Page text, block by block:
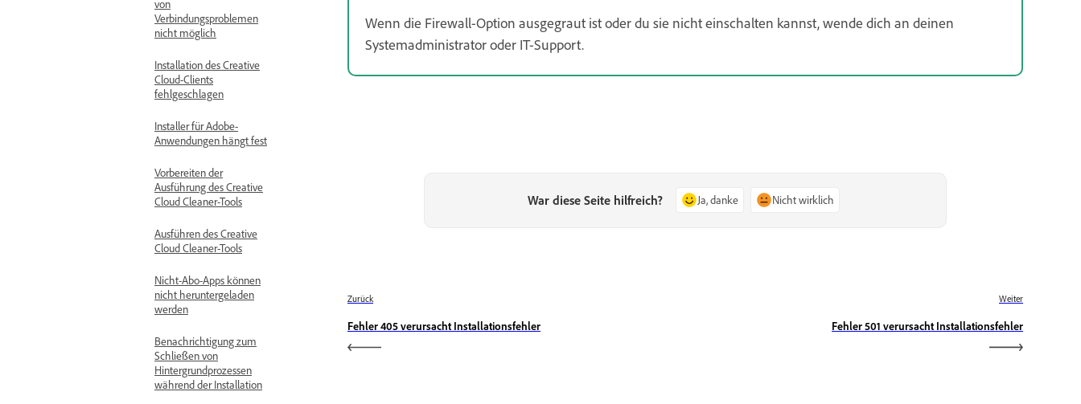
von
Verbindungsproblemen
nicht möglich
Installation des Creative
Cloud-Clients
fehlgeschlagen
Installer für Adobe-
Anwendungen hängt fest
Vorbereiten der
Ausführung des Creative
Cloud Cleaner-Tools
Ausführen des Creative
Cloud Cleaner-Tools
Nicht-Abo-Apps können
nicht heruntergeladen
werden
Benachrichtigung zum
Schließen von
Hintergrundprozessen
während der Installation
Wenn die Firewall-Option ausgegraut ist oder du sie nicht einschalten kannst, wende dich an deinen
Systemadministrator oder IT-Support.
War diese Seite hilfreich? Ja, danke Nicht wirklich
Zurück
Fehler 405 verursacht Installationsfehler
Weiter
Fehler 501 verursacht Installationsfehler